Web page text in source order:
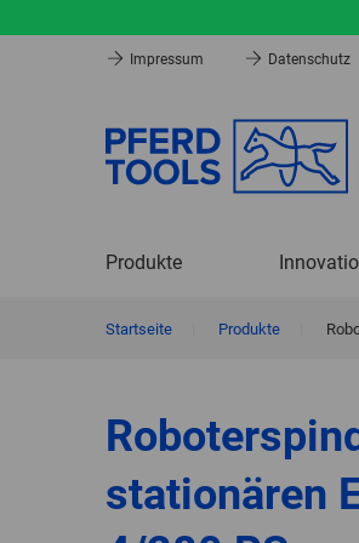
Impressum Datenschutz
Produkte
Startseite Produkte
stationären